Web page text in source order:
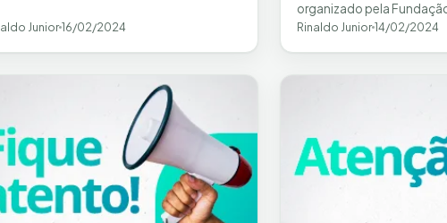
Junior16/02/2024
organizado pela
(FGV), promete ser um
Rinaldo Junior14/02/2024